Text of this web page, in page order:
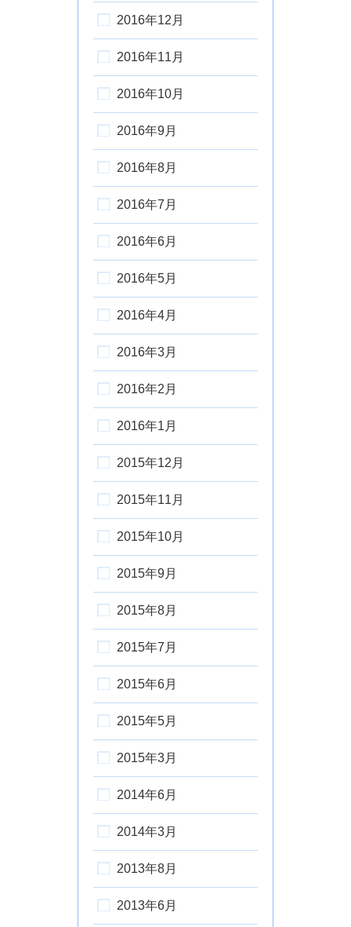
2016年12月
2016年11月
2016年10月
2016年9月
2016年8月
2016年7月
2016年6月
2016年5月
2016年4月
2016年3月
2016年2月
2016年1月
2015年12月
2015年11月
2015年10月
2015年9月
2015年8月
2015年7月
2015年6月
2015年5月
2015年3月
2014年6月
2014年3月
2013年8月
2013年6月